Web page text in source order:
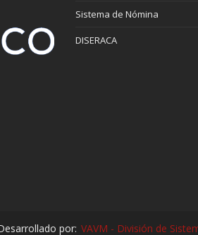
Sistema de Nómina
DISERACA
por: VAVM - División de